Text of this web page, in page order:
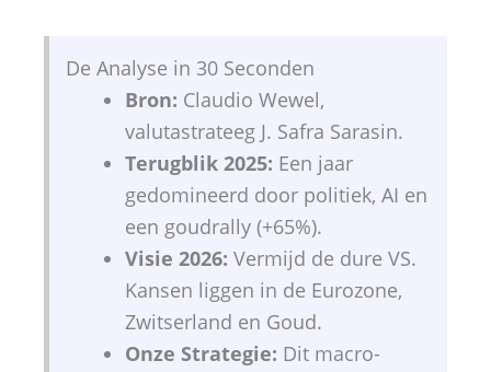
De Analyse in 30 Seconden
Bron: Claudio Wewel,
valutastrateeg J. Safra Sarasin.
Terugblik 2025: Een jaar
gedomineerd door politiek, AI en
een goudrally (+65%).
Visie 2026: Vermijd de dure VS.
Kansen liggen in de Eurozone,
Zwitserland en Goud.
Onze Strategie: Dit macro-